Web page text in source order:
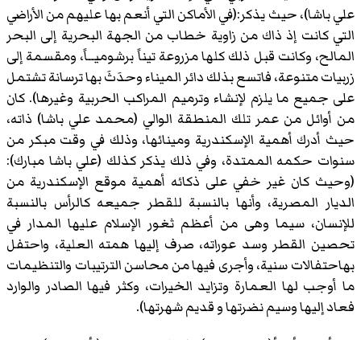
علي باشا)، حيث يذكر:(في الأماكن التي أنعم بها عليهم من الأراضي
التي كانت إذ ذاك من زاوية خطاب من الجهة البحرية إلى البحر
المالح، وكانت قبل ذلك كلها مزروعة تيناً برشوميــاً، ومقسمة إلى
زربيات متنوعة، فاتسع بذلك دائر الميناء وحدَثَ بها ترسانة تشتمل
على جميع ما يلزم لإنشاء وترميم المراكب الحربية وغيرها). كان
من أوائل من عمر تلك المنطقة الوالي (محمد علي باشا) ذاته،
حيث أدرك أهمية الإسكندرية ومينائها، وذلك في وقت مبكر من
سنوات حكمه الممتدة، وفي ذلك يذكر كذلك (علي باشا مبارك):
(وحيث كان غير خفي على ذكائه أهمية موقع الإسكندرية من
الديار المصرية، وأنها بالنسبة للقطر جميعه كالرأس بالنسبة
للإنسان، سيما وهى من أعظم ثغور الإسلام عليها المدار في
تحصين القطر وسد عوراته، صرف إليها همته العلية، واحتفل
بهاحتفالات سنية، وأجرى فيها من محاسن الترتيبات والتنظيمات
ما أوجب لها العمارة وتزايد الخيرات، وكثر فيها الصادر والوارد
فعاد إليها وسيم نضرتها و قديم شهرتها).